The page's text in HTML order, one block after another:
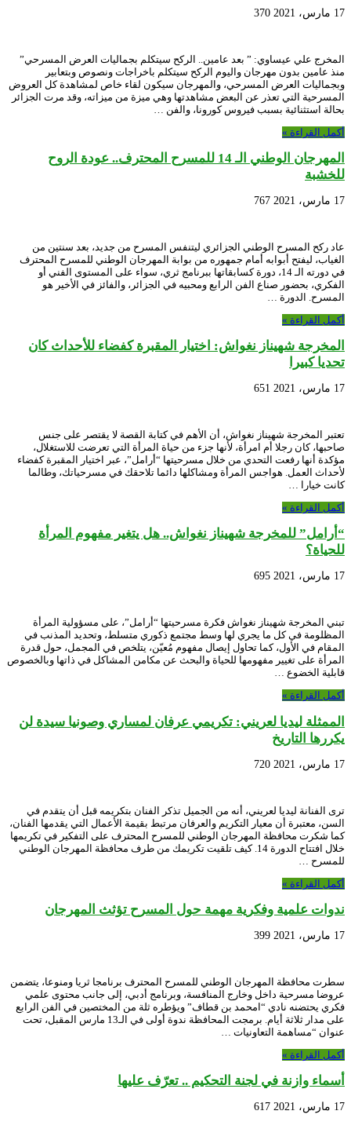
17 مارس، 2021 370
المخرج علي عيساوي: ” بعد عامين.. الركح سيتكلم بجماليات العرض المسرحي”
منذ عامين بدون مهرجان واليوم الركح سيتكلم باخراجات ونصوص وبتعابير
وبجماليات العرض المسرحي، والمهرجان سيكون لقاء خاص لمشاهدة كل العروض
المسرحية التي تعذر عن البعض مشاهدتها وهي ميزة من ميزاته، وقد مرت الجزائر
بحالة استثنائية بسبب فيروس كورونا، والفن …
أكمل القراءة »
المهرجان الوطني الـ 14 للمسرح المحترف.. عودة الروح
للخشبة
17 مارس، 2021 767
عاد ركح المسرح الوطني الجزائري ليتنفس المسرح من جديد، بعد سنتين من
الغياب، ليفتح أبوابه أمام جمهوره من بوابة المهرجان الوطني للمسرح المحترف
في دورته الـ 14، دورة كسابقاتها ببرنامج ثري، سواء على المستوى الفني أو
الفكري، بحضور صناع الفن الرابع ومحبيه في الجزائر، والفائز في الأخير هو
المسرح. الدورة …
أكمل القراءة »
المخرجة شهيناز نغواش: اختيار المقبرة كفضاء للأحداث كان
تحديا كبيرا
17 مارس، 2021 651
تعتبر المخرجة شهيناز نغواش، أن الأهم في كتابة القصة لا يقتصر على جنس
صاحبها، كان رجلا أم امرأة، لأنها جزء من حياة المرأة التي تعرضت للاستغلال،
مؤكدة أنها رفعت التحدي من خلال مسرحيتها “أرامل”، عبر اختيار المقبرة كفضاء
لأحداث العمل. هواجس المرأة ومشاكلها دائما تلاحقك في مسرحياتك، وطالما
كانت خيارا …
أكمل القراءة »
“أرامل” للمخرجة شهيناز نغواش.. هل يتغير مفهوم المرأة
للحياة؟
17 مارس، 2021 695
تبني المخرجة شهيناز نغواش فكرة مسرحيتها “أرامل”، على مسؤولية المرأة
المظلومة في كل ما يجري لها وسط مجتمع ذكوري متسلط، وتحديد المذنب في
المقام في الأول، كما تحاول إيصال مفهوم مُعيّن، يتلخص في المجمل، حول قدرة
المرأة على تغيير مفهومها للحياة والبحث عن مكامن المشاكل في ذاتها وبالخصوص
قابلية الخضوع …
أكمل القراءة »
الممثلة ليديا لعريني: تكريمي عرفان لمساري وصونيا سيدة لن
يكررها التاريخ
17 مارس، 2021 720
ترى الفنانة ليديا لعريني، أنه من الجميل تذكر الفنان بتكريمه قبل أن يتقدم في
السن، معتبرة أن معيار التكريم والعرفان مرتبط بقيمة الأعمال التي يقدمها الفنان،
كما شكرت محافظة المهرجان الوطني للمسرح المحترف على التفكير في تكريمها
خلال افتتاح الدورة 14. كيف تلقيت تكريمك من طرف محافظة المهرجان الوطني
للمسرح …
أكمل القراءة »
ندوات علمية وفكرية مهمة حول المسرح تؤثث المهرجان
17 مارس، 2021 399
سطرت محافظة المهرجان الوطني للمسرح المحترف برنامجا ثريا ومنوعا، يتضمن
عروضا مسرحية داخل وخارج المنافسة، وبرنامج أدبي، إلى جانب محتوى علمي
فكري يحتضنه نادي “امحمد بن قطاف” ويؤطره ثلة من المختصين في الفن الرابع
على مدار ثلاثة أيام. برمجت المحافظة ندوة أولى في الـ13 مارس المقبل، تحت
عنوان “مساهمة التعاونيات …
أكمل القراءة »
أسماء وازنة في لجنة التحكيم .. تعرّف عليها
17 مارس، 2021 617